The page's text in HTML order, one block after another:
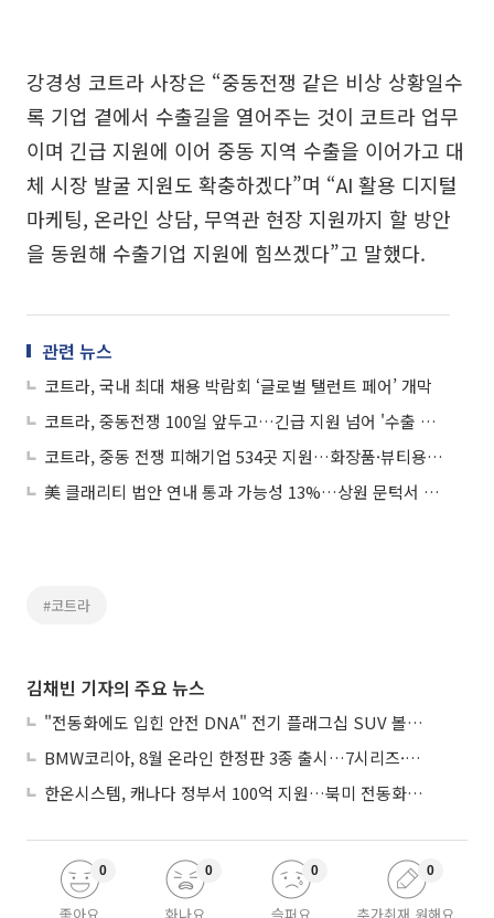
강경성 코트라 사장은 “중동전쟁 같은 비상 상황일수
록 기업 곁에서 수출길을 열어주는 것이 코트라 업무
이며 긴급 지원에 이어 중동 지역 수출을 이어가고 대
체 시장 발굴 지원도 확충하겠다”며 “AI 활용 디지털
마케팅, 온라인 상담, 무역관 현장 지원까지 할 방안
을 동원해 수출기업 지원에 힘쓰겠다”고 말했다.
관련 뉴스
코트라, 국내 최대 채용 박람회 ‘글로벌 탤런트 페어’ 개막
코트라, 중동전쟁 100일 앞두고…긴급 지원 넘어 '수출 다변화'로 전환
코트라, 중동 전쟁 피해기업 534곳 지원…화장품·뷰티용품 多
美 클래리티 법안 연내 통과 가능성 13%…상원 문턱서 제동
#코트라
김채빈 기자의 주요 뉴스
"전동화에도 입힌 안전 DNA" 전기 플래그십 SUV 볼보 'EX90'
BMW코리아, 8월 온라인 한정판 3종 출시…7시리즈·X7·M340i 투어링
한온시스템, 캐나다 정부서 100억 지원…북미 전동화 시장 가속
좋아요
0
화나요
0
슬퍼요
0
추가취재 원해요
0